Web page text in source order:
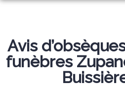
ORGANISER DES OBSÈQUES
PRÉVOIR SES OBSÈQUES
NOS AGENCES
ANAFLEURS
ESPACES HOMMAGES
Avis
funèbres